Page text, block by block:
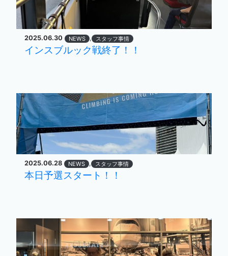
2025.06.30 NEWS , スタッフ事情
インスブルック戦終了！！
2025.06.28 NEWS , スタッフ事情
本日予選スタート！！